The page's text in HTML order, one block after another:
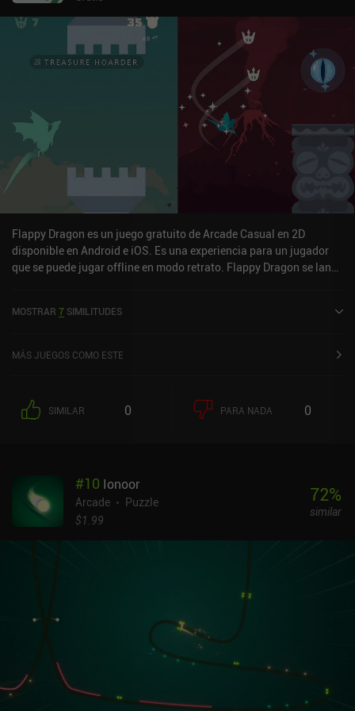
Flappy Dragon es un juego gratuito de Arcade Casual en 2D
disponible en Android e iOS. Es una experiencia para un jugador
que se puede jugar offline en modo retrato. Flappy Dragon se lanzó
MOSTRAR 7 SIMILITUDES
MÁS JUEGOS COMO ESTE
SIMILAR 0 PARA NADA 0
#10 Ionoor
Arcade
Puzzle
$1.99
72%
similar